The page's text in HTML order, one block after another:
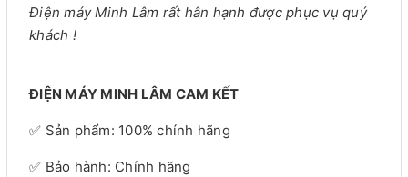
Điện máy Minh Lâm rất hân hạnh được phục vụ quý
khách !
ĐIỆN MÁY MINH LÂM CAM KẾT
✅ Sản phẩm: 100% chính hãng
✅ Bảo hành: Chính hãng